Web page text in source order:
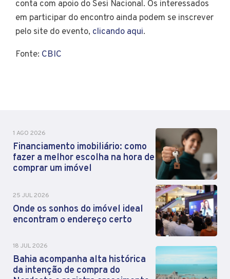
conta com apoio do Sesi Nacional. Os interessados
em participar do encontro ainda podem se inscrever
pelo site do evento, clicando aqui.
Fonte: CBIC
1 AGO 2026
Financiamento imobiliário: como
fazer a melhor escolha na hora de
comprar um imóvel
25 JUL 2026
Onde os sonhos do imóvel ideal
encontram o endereço certo
18 JUL 2026
Bahia acompanha alta histórica
da intenção de compra do